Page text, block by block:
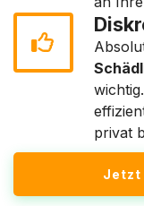
privat
Jetzt